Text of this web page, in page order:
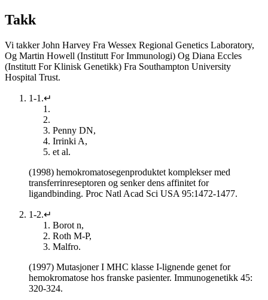
Takk
Vi takker John Harvey Fra Wessex Regional Genetics Laboratory,
Og Martin Howell (Institutt For Immunologi) Og Diana Eccles
(Institutt For Klinisk Genetikk) Fra Southampton University
Hospital Trust.
1-1.↵
Penny DN,
Irrinki A,
et al.
(1998) hemokromatosegenproduktet komplekser med
transferrinreseptoren og senker dens affinitet for
ligandbinding. Proc Natl Acad Sci USA 95:1472-1477.
1-2.↵
Borot n,
Roth M-P,
Malfro.
(1997) Mutasjoner I MHC klasse I-lignende genet for
hemokromatose hos franske pasienter. Immunogenetikk 45:
320-324.